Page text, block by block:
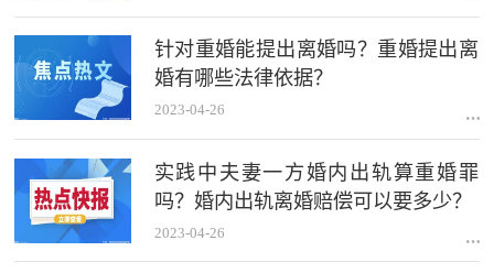
针对重婚能提出离婚吗？重婚提出离
婚有哪些法律依据？
2023-04-26
实践中夫妻一方婚内出轨算重婚罪
吗？婚内出轨离婚赔偿可以要多少？
2023-04-26